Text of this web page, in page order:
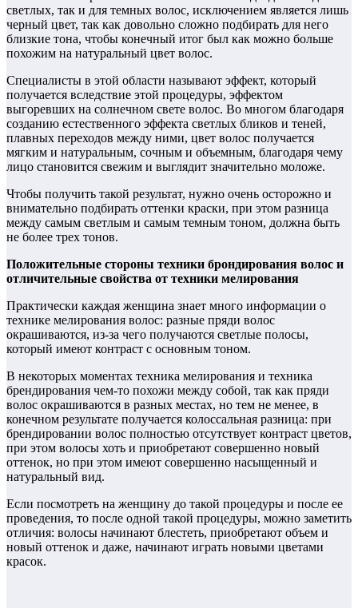
светлых, так и для темных волос, исключением является лишь
черный цвет, так как довольно сложно подбирать для него
близкие тона, чтобы конечный итог был как можно больше
похожим на натуральный цвет волос.
Специалисты в этой области называют эффект, который
получается вследствие этой процедуры, эффектом
выгоревших на солнечном свете волос. Во многом благодаря
созданию естественного эффекта светлых бликов и теней,
плавных переходов между ними, цвет волос получается
мягким и натуральным, сочным и объемным, благодаря чему
лицо становится свежим и выглядит значительно моложе.
Чтобы получить такой результат, нужно очень осторожно и
внимательно подбирать оттенки краски, при этом разница
между самым светлым и самым темным тоном, должна быть
не более трех тонов.
Положительные стороны техники брондирования волос и
отличительные свойства от техники мелирования
Практически каждая женщина знает много информации о
технике мелирования волос: разные пряди волос
окрашиваются, из-за чего получаются светлые полосы,
который имеют контраст с основным тоном.
В некоторых моментах техника мелирования и техника
брендирования чем-то похожи между собой, так как пряди
волос окрашиваются в разных местах, но тем не менее, в
конечном результате получается колоссальная разница: при
брендировании волос полностью отсутствует контраст цветов,
при этом волосы хоть и приобретают совершенно новый
оттенок, но при этом имеют совершенно насыщенный и
натуральный вид.
Если посмотреть на женщину до такой процедуры и после ее
проведения, то после одной такой процедуры, можно заметить
отличия: волосы начинают блестеть, приобретают объем и
новый оттенок и даже, начинают играть новыми цветами
красок.